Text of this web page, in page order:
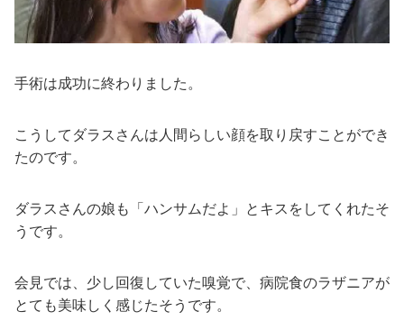
手術は成功に終わりました。
こうしてダラスさんは人間らしい顔を取り戻すことができ
たのです。
ダラスさんの娘も「ハンサムだよ」とキスをしてくれたそ
うです。
会見では、少し回復していた嗅覚で、病院食のラザニアが
とても美味しく感じたそうです。